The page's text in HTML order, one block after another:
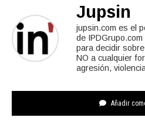
Jupsin
jupsin.com es el
de
para decidir
NO a cualquier
agresión,
Añadir